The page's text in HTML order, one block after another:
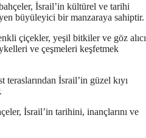
İsrail’in kültürel ve tarihi
büyüleyici bir manzaraya sahiptir.
çiçekler, yeşil bitkiler ve göz alıcı
ve çeşmeleri keşfetmek
İsrail’in güzel kıyı
İsrail’in tarihini, inançlarını ve